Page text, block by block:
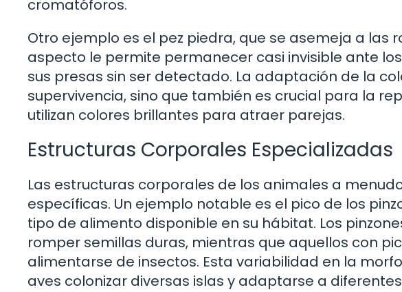
cromatóforos.
Otro ejemplo es el pez piedra, que se asemeja a las
aspecto le permite permanecer casi invisible ante
sus presas sin ser detectado. La adaptación de la
supervivencia, sino que también es crucial para la
utilizan colores brillantes para atraer parejas.
Estructuras Corporales Especializadas
Las estructuras corporales de los animales a
específicas. Un ejemplo notable es el pico de los
tipo de alimento disponible en su hábitat. Los
romper semillas duras, mientras que aquellos con
alimentarse de insectos. Esta variabilidad en la
aves colonizar diversas islas y adaptarse a